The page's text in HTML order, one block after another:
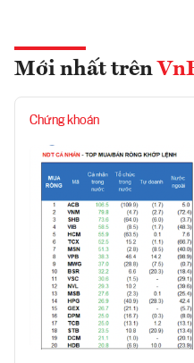
Mới nhất trên
Chứng khoán